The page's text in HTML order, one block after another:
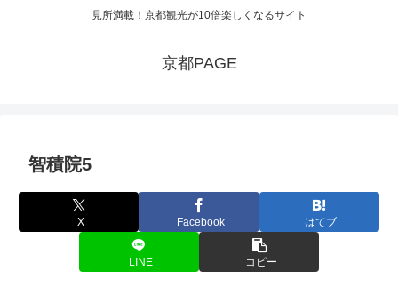
見所満載！京都観光が10倍楽しくなるサイト
京都PAGE
智積院5
X Facebook はてブ
LINE コピー